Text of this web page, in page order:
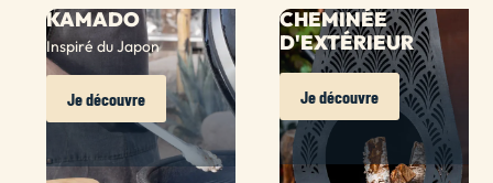
KAMADO
Inspiré du Japon
Je découvre
CHEMINÉE
D'EXTÉRIEUR
Je découvre